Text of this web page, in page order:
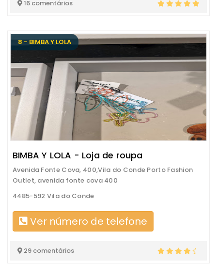
16 comentários
8 - BIMBA Y LOLA
BIMBA Y LOLA - Loja de roupa
Avenida Fonte Cova, 400,Vila do Conde Porto Fashion
Outlet, avenida fonte cova 400
4485-592 Vila do Conde
Ver número de telefone
29 comentários